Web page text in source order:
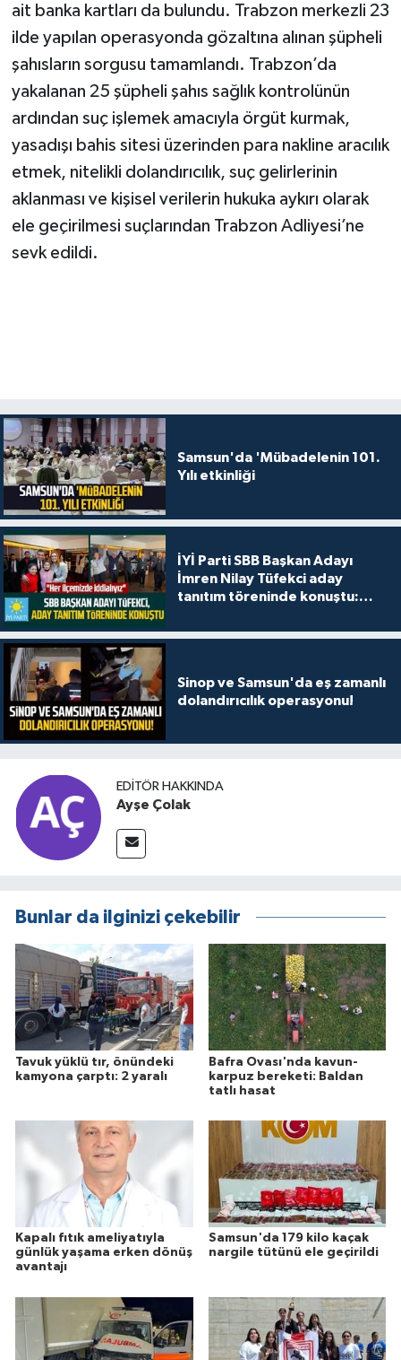
ait banka kartları da bulundu. Trabzon merkezli 23
ilde yapılan operasyonda gözaltına alınan şüpheli
şahısların sorgusu tamamlandı. Trabzon’da
yakalanan 25 şüpheli şahıs sağlık kontrolünün
ardından suç işlemek amacıyla örgüt kurmak,
yasadışı bahis sitesi üzerinden para nakline aracılık
etmek, nitelikli dolandırıcılık, suç gelirlerinin
aklanması ve kişisel verilerin hukuka aykırı olarak
ele geçirilmesi suçlarından Trabzon Adliyesi’ne
sevk edildi.
Samsun'da 'Mübadelenin 101.
Yılı etkinliği
İYİ Parti SBB Başkan Adayı
İmren Nilay Tüfekci aday
tanıtım töreninde konuştu:
Sinop ve Samsun'da eş zamanlı
dolandırıcılık operasyonu!
EDITÖR HAKKINDA
Ayşe Çolak
Bunlar da ilginizi çekebilir
Tavuk yüklü tır, önündeki
kamyona çarptı: 2 yaralı
Bafra Ovası'nda kavun-
karpuz bereketi: Baldan
tatlı hasat
Kapalı fıtık ameliyatıyla
günlük yaşama erken dönüş
avantajı
Samsun'da 179 kilo kaçak
nargile tütünü ele geçirildi